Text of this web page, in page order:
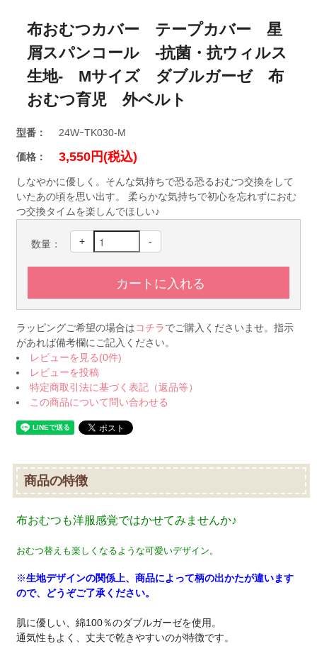
布おむつカバー テープカバー 星
屑スパンコール ‐抗菌・抗ウィルス
生地‐ Mサイズ ダブルガーゼ 布
おむつ育児 外ベルト
型番： 24WｰTK030-M
価格： 3,550円(税込)
しなやかに優しく。そんな気持ちで恐る恐るおむつ交換をして
いたあの頃を思い出す。 柔らかな気持ちで初心を忘れずにおむ
つ交換タイムを楽しんでほしい♪
数量： + -
ラッピングご希望の場合はコチラでご購入くださいませ。指示
があれば備考欄にご記入ください。
レビューを見る(0件)
レビューを投稿
特定商取引法に基づく表記（返品等）
この商品について問い合わせる
商品の特徴
布おむつも洋服感覚ではかせてみませんか♪
おむつ替えも楽しくなるような可愛いデザイン。
※生地デザインの関係上、商品によって柄の出かたが違います
ので、どうぞご了承ください。
肌に優しい、綿100％のダブルガーゼを使用。
通気性もよく、丈夫で乾きやすいのが特徴です。